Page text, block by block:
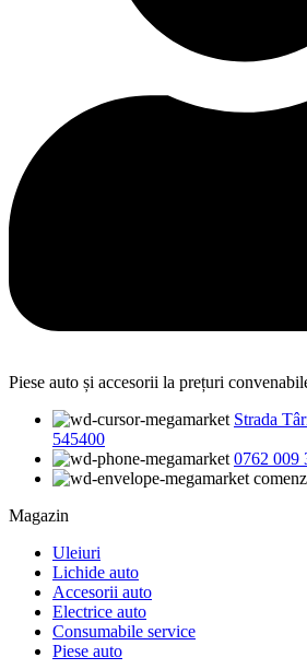
Piese auto și accesorii la prețuri
Strada
545400
0762 009
Magazin
Uleiuri
Lichide auto
Accesorii auto
Electrice auto
Consumabile service
Piese auto